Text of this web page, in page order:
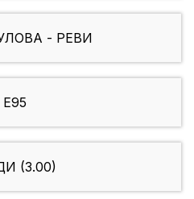
- РЕВИ
(3.00)